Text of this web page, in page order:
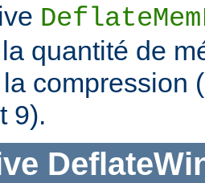
quantité de
compression
9).